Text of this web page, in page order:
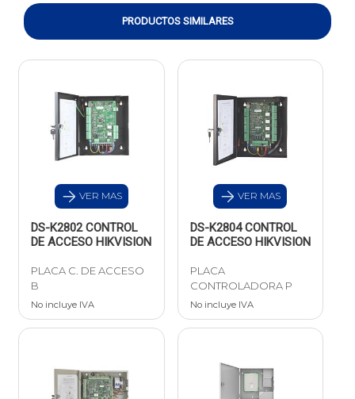
PRODUCTOS SIMILARES
VER MAS
DS-K2802 CONTROL
DE ACCESO HIKVISION
PLACA C. DE ACCESO
B
No incluye IVA
VER MAS
DS-K2804 CONTROL
DE ACCESO HIKVISION
PLACA
CONTROLADORA P
No incluye IVA